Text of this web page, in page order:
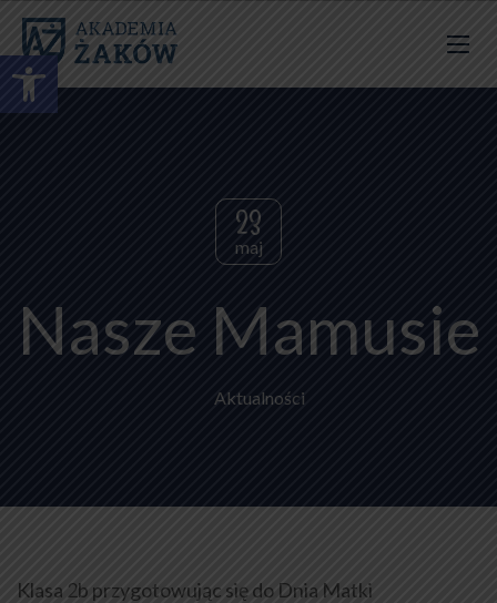
23
maj
Nasze Mamusie
Aktualności
Klasa 2b przygotowując się do Dnia Matki
Otwórz pasek narzędzi